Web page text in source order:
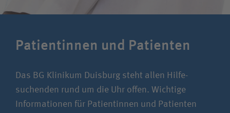
Patientinnen und Patienten
Das BG Klinikum Duisburg steht allen Hilfe­
suchenden rund um die Uhr offen. Wichtige
Informationen für Patientinnen und Patienten